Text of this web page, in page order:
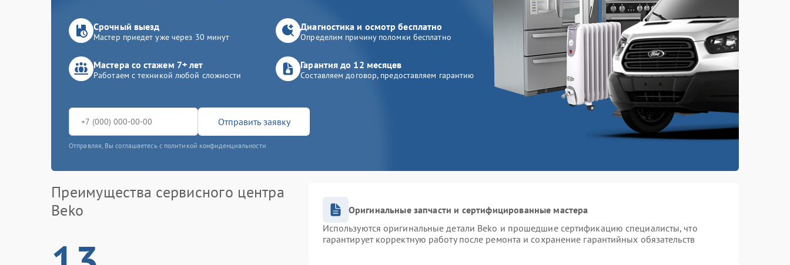
Срочный выезд
Мастер приедет уже через 30 минут
Диагностика и осмотр бесплатно
Определим причину поломки бесплатно
Мастера со стажем 7+ лет
Работаем с техникой любой сложности
Гарантия до 12 месяцев
Составляем договор, предоставляем гарантию
Отправить заявку
Отправляя, Вы соглашаетесь с политикой конфиденциальности
Преимущества сервисного центра
Beko
Оригинальные запчасти и сертифицированные мастера
Используются оригинальные детали Beko и прошедшие сертификацию специалисты, что
гарантирует корректную работу после ремонта и сохранение гарантийных обязательств